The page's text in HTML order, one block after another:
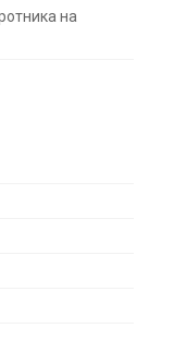
на